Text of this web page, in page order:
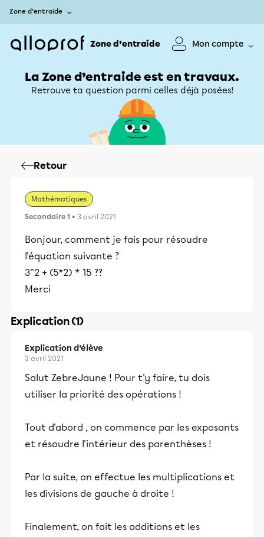
Zone d’entraide
Zone d’entraide Mon compte
La Zone d’entraide est en travaux.
Retrouve ta question parmi celles déjà posées!
Retour
Mathématiques
Secondaire 1 • 3 avril 2021
Bonjour, comment je fais pour résoudre
l'équation suivante ?
3^2 + (5*2) * 15 ??
Merci
Explication (1)
Explication d’élève
3 avril 2021
Salut ZebreJaune ! Pour t'y faire, tu dois
utiliser la priorité des opérations !
Tout d'abord , on commence par les exposants
et résoudre l'intérieur des parenthèses !
Par la suite, on effectue les multiplications et
les divisions de gauche à droite !
Finalement, on fait les additions et les